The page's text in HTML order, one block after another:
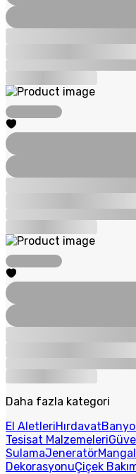
Daha fazla kategori
El AletleriHırdavat
Tesisat Malzemeleri
SulamaJeneratör
DekorasyonuÇiçek